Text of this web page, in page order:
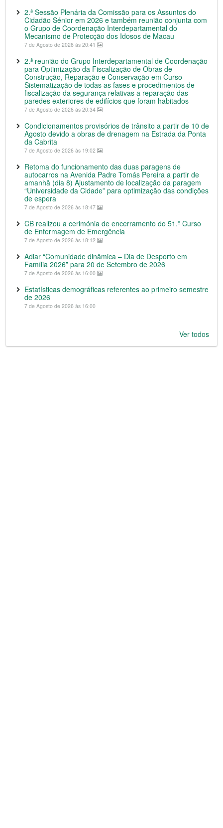
2.ª Sessão Plenária da Comissão para os Assuntos do
Cidadão Sénior em 2026 e também reunião conjunta com
o Grupo de Coordenação Interdepartamental do
Mecanismo de Protecção dos Idosos de Macau
7 de Agosto de 2026 às 20:41
2.ª reunião do Grupo Interdepartamental de Coordenação
para Optimização da Fiscalização de Obras de
Construção, Reparação e Conservação em Curso
Sistematização de todas as fases e procedimentos de
fiscalização da segurança relativas a reparação das
paredes exteriores de edifícios que foram habitados
7 de Agosto de 2026 às 20:34
Condicionamentos provisórios de trânsito a partir de 10 de
Agosto devido a obras de drenagem na Estrada da Ponta
da Cabrita
7 de Agosto de 2026 às 19:02
Retoma do funcionamento das duas paragens de
autocarros na Avenida Padre Tomás Pereira a partir de
amanhã (dia 8) Ajustamento de localização da paragem
“Universidade da Cidade” para optimização das condições
de espera
7 de Agosto de 2026 às 18:47
CB realizou a cerimónia de encerramento do 51.º Curso
de Enfermagem de Emergência
7 de Agosto de 2026 às 18:12
Adiar “Comunidade dinâmica – Dia de Desporto em
Família 2026” para 20 de Setembro de 2026
7 de Agosto de 2026 às 16:00
Estatísticas demográficas referentes ao primeiro semestre
de 2026
7 de Agosto de 2026 às 16:00
Ver todos